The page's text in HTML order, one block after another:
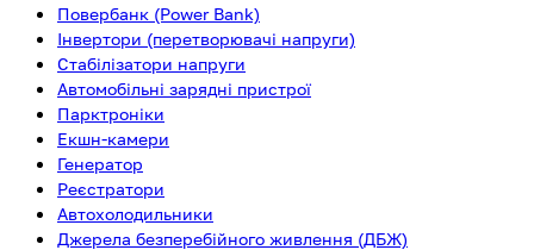
Повербанк (Power Bank)
Інвертори (перетворювачі напруги)
Стабілізатори напруги
Автомобільні зарядні пристрої
Парктроніки
Екшн-камери
Генератор
Реєстратори
Автохолодильники
Джерела безперебійного живлення (ДБЖ)